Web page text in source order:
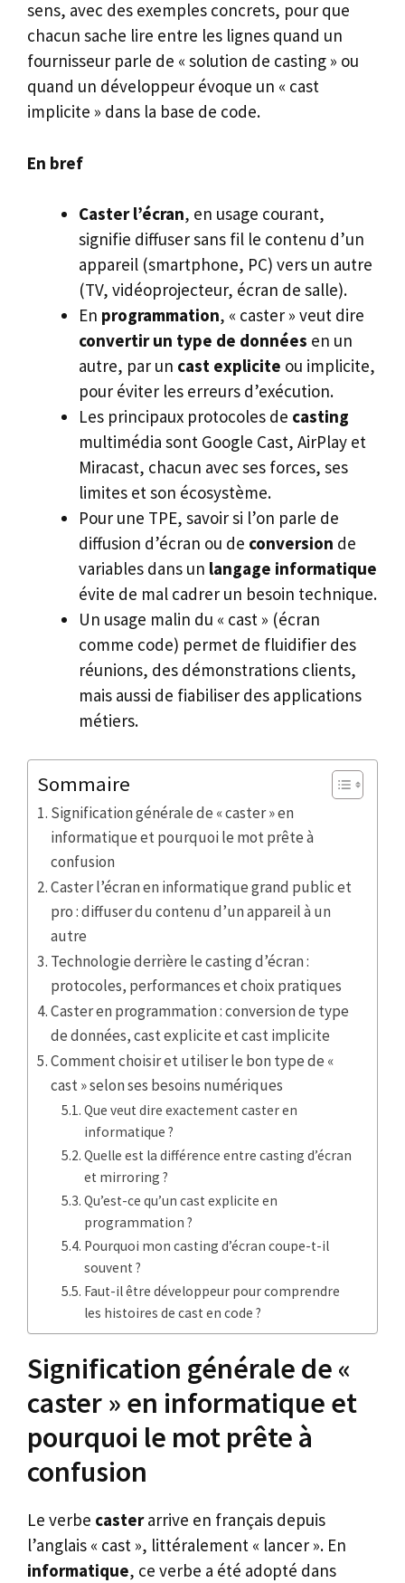
sens, avec des exemples concrets, pour que
chacun sache lire entre les lignes quand un
fournisseur parle de « solution de casting » ou
quand un développeur évoque un « cast
implicite » dans la base de code.
En bref
Caster l’écran, en usage courant,
signifie diffuser sans fil le contenu d’un
appareil (smartphone, PC) vers un autre
(TV, vidéoprojecteur, écran de salle).
En programmation, « caster » veut dire
convertir un type de données en un
autre, par un cast explicite ou implicite,
pour éviter les erreurs d’exécution.
Les principaux protocoles de casting
multimédia sont Google Cast, AirPlay et
Miracast, chacun avec ses forces, ses
limites et son écosystème.
Pour une TPE, savoir si l’on parle de
diffusion d’écran ou de conversion de
variables dans un langage informatique
évite de mal cadrer un besoin technique.
Un usage malin du « cast » (écran
comme code) permet de fluidifier des
réunions, des démonstrations clients,
mais aussi de fiabiliser des applications
métiers.
Sommaire
Signification générale de « caster » en
informatique et pourquoi le mot prête à
confusion
Caster l’écran en informatique grand public et
pro : diffuser du contenu d’un appareil à un
autre
Technologie derrière le casting d’écran :
protocoles, performances et choix pratiques
Caster en programmation : conversion de type
de données, cast explicite et cast implicite
Comment choisir et utiliser le bon type de «
cast » selon ses besoins numériques
Que veut dire exactement caster en
informatique ?
Quelle est la différence entre casting d’écran
et mirroring ?
Qu’est-ce qu’un cast explicite en
programmation ?
Pourquoi mon casting d’écran coupe-t-il
souvent ?
Faut-il être développeur pour comprendre
les histoires de cast en code ?
Signification générale de «
caster » en informatique et
pourquoi le mot prête à
confusion
Le verbe casterarrive en français depuis
l’anglais « cast », littéralement « lancer ». En
informatique, ce verbe a été adopté dans